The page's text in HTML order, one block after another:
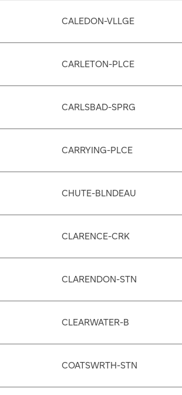
CALEDON-VLLGE
CARLETON-PLCE
CARLSBAD-SPRG
CARRYING-PLCE
CHUTE-BLNDEAU
CLARENCE-CRK
CLARENDON-STN
CLEARWATER-B
COATSWRTH-STN